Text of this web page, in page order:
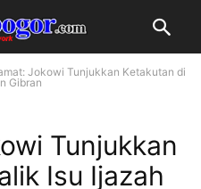
Jokowi Tunjukkan Ketakutan di
Gibran
Tunjukkan
Isu Ijazah